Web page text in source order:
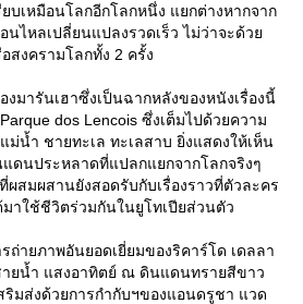
บเหมือนโลกอีกโลกหนึ่ง แยกต่างหากจาก
ไหลเปลี่ยนแปลงรวดเร็ว ไม่ว่าจะด้ว
สงครามโลกทั้ง 2 ครั้ง
มารันเฮาซึ่งเป็นฉากหลังของหนังเรื่องนี้
dos Lencois ซึ่งเต็มไปด้วยความ
ม่น้ำ ชายทะเล ทะเลสาบ ยิ่งแสดงให้เห็น
ดนประหลาดที่แปลกแยกจากโลกจริงๆ
สมผสานยังสอดรับกับเรื่องราวที่ตัวละคร
าใช้ชีวิตร่วมกันในยูโทเปียส่วนตัว
ถ่ายภาพอันยอดเยี่ยมของริคาร์โด เดลลา
ยน้ำ แสงอาทิตย์ ณ ดินแดนทรายสีขาว
มส่งด้วยการกำกับฯของแอนดรูชา แวด